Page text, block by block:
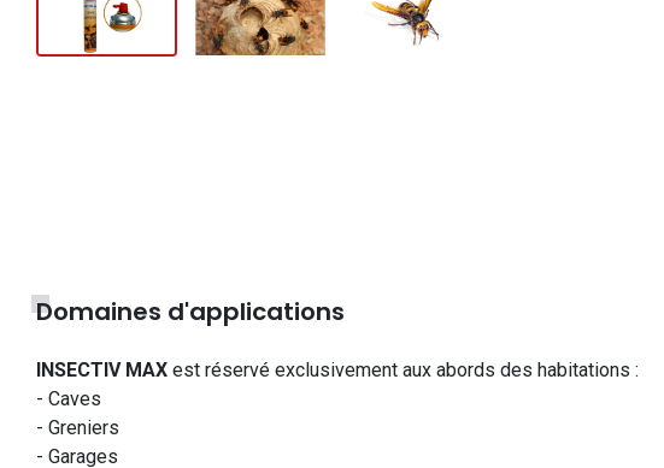
Domaines d'applications
INSECTIV MAX est réservé exclusivement aux abords des habitations :
- Caves
- Greniers
- Garages